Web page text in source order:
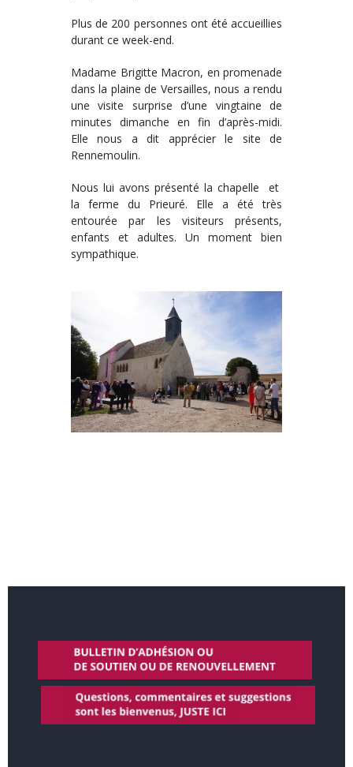
Plus de 200 personnes ont été accueillies
durant ce week-end.
Madame Brigitte Macron, en promenade
dans la plaine de Versailles, nous a rendu
une visite surprise d’une vingtaine de
minutes dimanche en fin d’après-midi.
Elle nous a dit apprécier le site de
Rennemoulin.
Nous lui avons présenté la chapelle et
la ferme du Prieuré. Elle a été très
entourée par les visiteurs présents,
enfants et adultes. Un moment bien
sympathique.